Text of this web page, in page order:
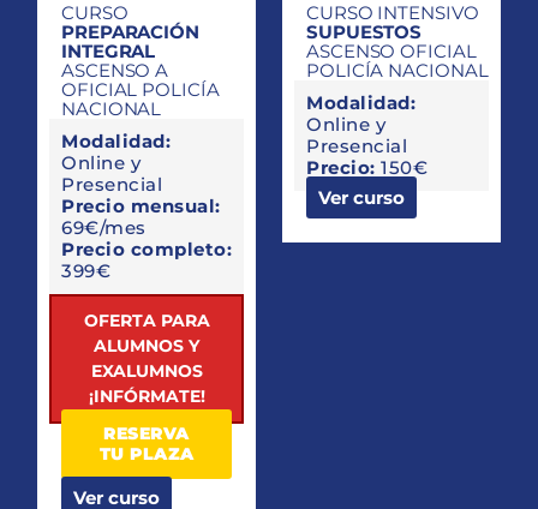
CURSO
PREPARACIÓN
INTEGRAL
ASCENSO A
OFICIAL POLICÍA
NACIONAL
Modalidad:
Online y
Presencial
Precio mensual:
69€/mes
Precio completo:
399€
OFERTA PARA
ALUMNOS Y
EXALUMNOS
¡INFÓRMATE!
RESERVA
TU PLAZA
Ver curso
CURSO INTENSIVO
SUPUESTOS
ASCENSO OFICIAL
POLICÍA NACIONAL
Modalidad:
Online y
Presencial
Precio: 150€
Ver curso